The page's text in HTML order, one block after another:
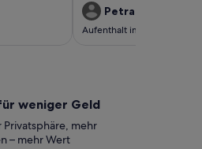
und
Nach
nicht
kommen
nichts vermisst.
Petra W.
Aufenthalt im Juni 2023
weniger Geld
Privatsphäre, mehr
– mehr Wert